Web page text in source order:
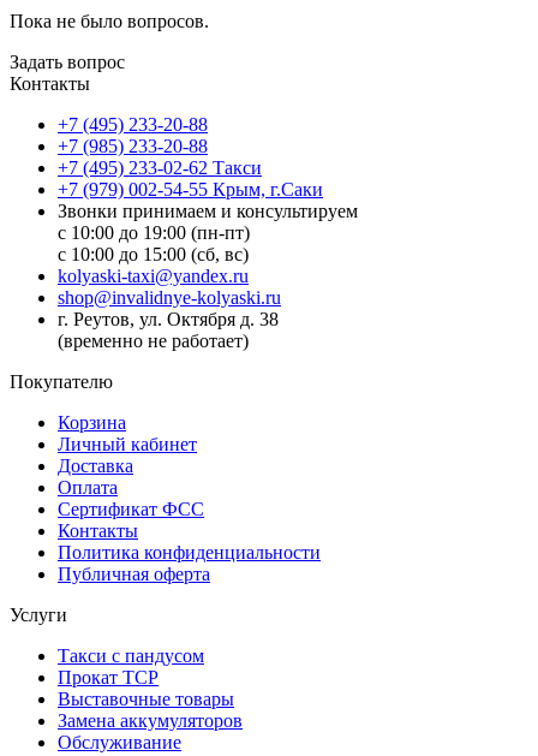
Пока не было вопросов.
Задать вопрос
Контакты
+7 (495) 233-20-88
+7 (985) 233-20-88
+7 (495) 233-02-62 Такси
+7 (979) 002-54-55 Крым, г.Саки
Звонки принимаем и консультируем
с 10:00 до 19:00 (пн-пт)
с 10:00 до 15:00 (сб, вс)
kolyaski-taxi@yandex.ru
shop@invalidnye-kolyaski.ru
г. Реутов, ул. Октября д. 38
(временно не работает)
Покупателю
Корзина
Личный кабинет
Доставка
Оплата
Сертификат ФСС
Контакты
Политика конфиденциальности
Публичная оферта
Услуги
Такси с пандусом
Прокат ТСР
Выставочные товары
Замена аккумуляторов
Обслуживание